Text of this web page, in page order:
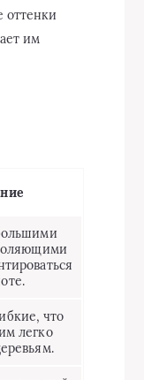
оттенки
им
что
легко